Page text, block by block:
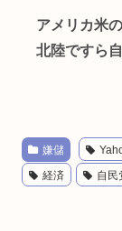
アメリカ米
北陸ですら
嫌儲
経済 自民